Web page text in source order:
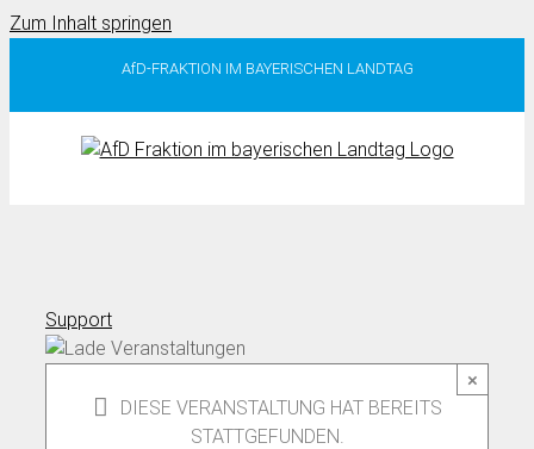
Zum Inhalt springen
AfD-FRAKTION IM BAYERISCHEN LANDTAG
Support
×
DIESE VERANSTALTUNG HAT BEREITS
STATTGEFUNDEN.